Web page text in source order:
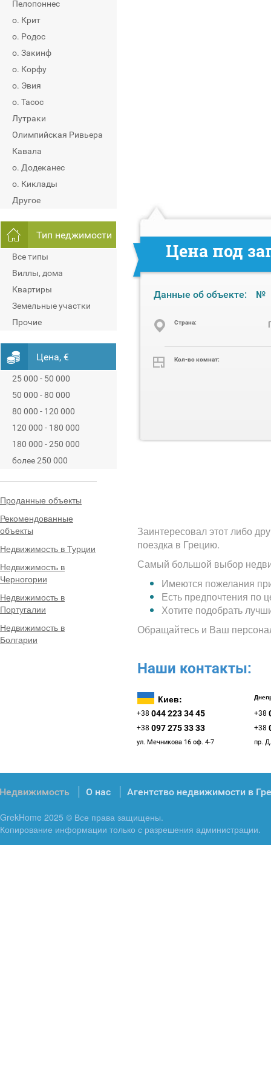
Пелопоннес
о. Крит
о. Родос
о. Закинф
о. Корфу
о. Эвия
о. Тасос
Лутраки
Олимпийская Ривьера
Кавала
о. Додеканес
о. Киклады
Другое
Тип неджимости
Все типы
Виллы, дома
Квартиры
Земельные участки
Прочие
Цена, €
25 000 - 50 000
50 000 - 80 000
80 000 - 120 000
120 000 - 180 000
180 000 - 250 000
более 250 000
Проданные объекты
Рекомендованные
объекты
Недвижимость в Турции
Недвижимость в
Черногории
Недвижимость в
Португалии
Недвижимость в
Болгарии
Цена под
Данные об объекте: №
Cтрана:
Кол-во комнат:
Заинтересовал этот либо
поездка в Грецию.
Самый большой выбор
Имеются пожелания
Есть предпочтения по
Хотите подобрать
Обращайтесь и Ваш
Наши контакты:
Киев:
+38 044 223 34 45 +38
+38 097 275 33 33 +38
ул. Мечникова 16 оф. 4-7 пр.
Недвижимость О нас Агентство недвижимости в
GrekHome 2025 © Все права защищены.
Копирование информации только с разрешения администрации.